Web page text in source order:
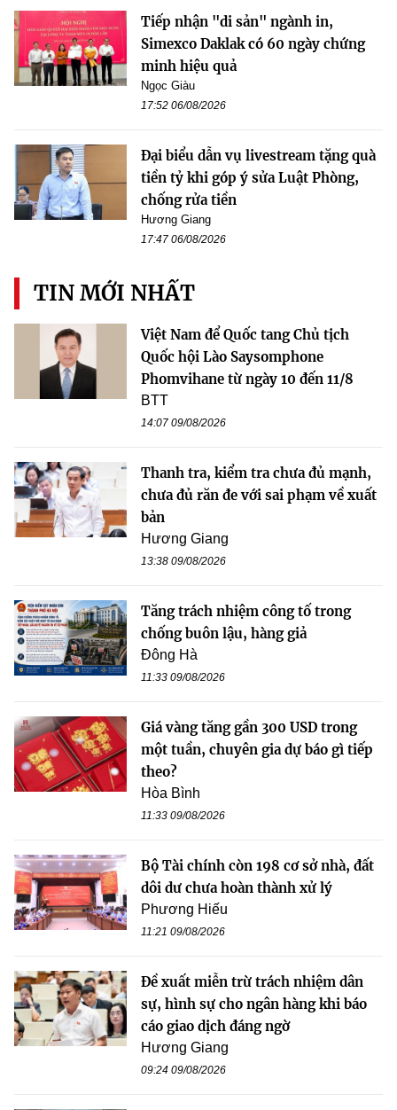
Tiếp nhận "di sản" ngành in,
Simexco Daklak có 60 ngày chứng
minh hiệu quả
Ngọc Giàu
17:52 06/08/2026
Đại biểu dẫn vụ livestream tặng quà
tiền tỷ khi góp ý sửa Luật Phòng,
chống rửa tiền
Hương Giang
17:47 06/08/2026
TIN MỚI NHẤT
Việt Nam để Quốc tang Chủ tịch
Quốc hội Lào Saysomphone
Phomvihane từ ngày 10 đến 11/8
BTT
14:07 09/08/2026
Thanh tra, kiểm tra chưa đủ mạnh,
chưa đủ răn đe với sai phạm về xuất
bản
Hương Giang
13:38 09/08/2026
Tăng trách nhiệm công tố trong
chống buôn lậu, hàng giả
Đông Hà
11:33 09/08/2026
Giá vàng tăng gần 300 USD trong
một tuần, chuyên gia dự báo gì tiếp
theo?
Hòa Bình
11:33 09/08/2026
Bộ Tài chính còn 198 cơ sở nhà, đất
dôi dư chưa hoàn thành xử lý
Phương Hiếu
11:21 09/08/2026
Đề xuất miễn trừ trách nhiệm dân
sự, hình sự cho ngân hàng khi báo
cáo giao dịch đáng ngờ
Hương Giang
09:24 09/08/2026